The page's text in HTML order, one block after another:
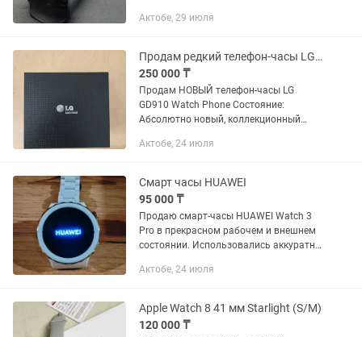
очень мало, камера фактически не
Актобе, 29 июля
Продам редкий телефон-часы LG GD910 (Часофон) в коллекционном состоянии
250 000 ₸
Продам НОВЫЙ телефон-часы LG
GD910 Watch Phone Состояние:
Абсолютно новый, коллекционный
заводской в оригинальной премиум-
Актобе, 24 июля
Смарт часы HUAWEI
95 000 ₸
Продаю смарт-часы HUAWEI Watch 3
Pro в прекрасном рабочем и внешнем
состоянии. Использовались аккуратно,
интенсивной эксплуатации.
Актобе, 24 июля
Apple Watch 8 41 мм Starlight (S/M)
120 000 ₸